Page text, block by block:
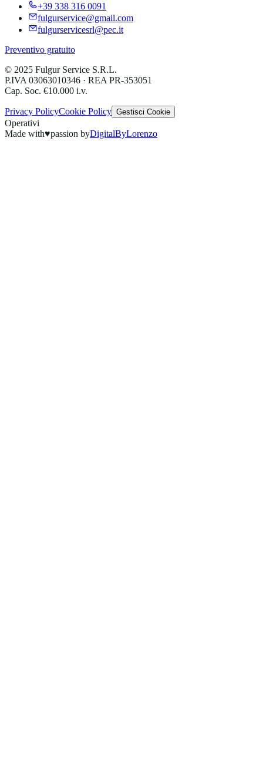
+39 338 316 0091
fulgurservice@gmail.com
fulgurservicesrl@pec.it
Preventivo gratuito
© 2025 Fulgur Service S.R.L.
P.IVA 03063010346 · REA PR-353051
Cap. Soc. €10.000 i.v.
Privacy PolicyCookie Policy Gestisci Cookie
Operativi
Made with♥passion byDigitalByLorenzo